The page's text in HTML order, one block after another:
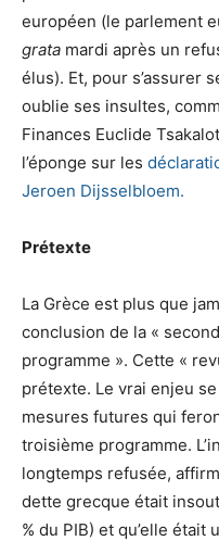
européen (le parlement
grata mardi après un
élus). Et, pour s’assurer
oublie ses insultes,
Finances Euclide
l’éponge sur les
Jeroen Dijsselbloem.
Prétexte
La Grèce est plus que
conclusion de la «
programme ». Cette «
prétexte. Le vrai enjeu
mesures futures qui
troisième programme.
longtemps refusée,
dette grecque était
% du PIB) et qu’elle